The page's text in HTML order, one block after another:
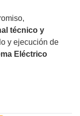
técnico y
y ejecución de
Eléctrico